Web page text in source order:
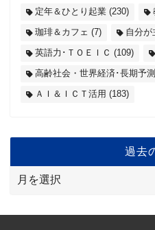
定年＆ひとり起業 (230)
珈琲＆カフェ (7) 自分が
英語力･ＴＯＥＩＣ (109)
高齢社会・世界経済･長期予測
ＡＩ＆ＩＣＴ活用 (183)
過去